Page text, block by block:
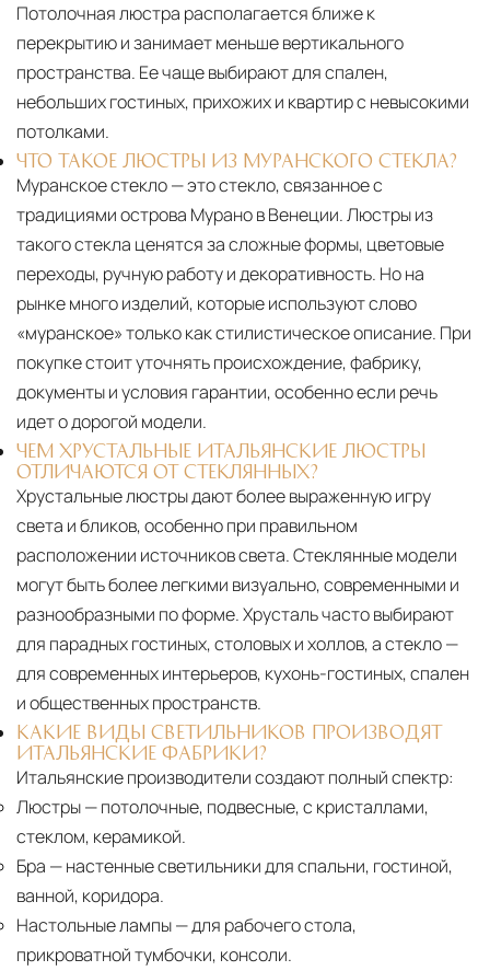
Потолочная люстра располагается ближе к
перекрытию и занимает меньше вертикального
пространства. Ее чаще выбирают для спален,
небольших гостиных, прихожих и квартир с невысокими
потолками.
ЧТО ТАКОЕ ЛЮСТРЫ ИЗ МУРАНСКОГО СТЕКЛА?
Муранское стекло — это стекло, связанное с
традициями острова Мурано в Венеции. Люстры из
такого стекла ценятся за сложные формы, цветовые
переходы, ручную работу и декоративность. Но на
рынке много изделий, которые используют слово
«муранское» только как стилистическое описание. При
покупке стоит уточнять происхождение, фабрику,
документы и условия гарантии, особенно если речь
идет о дорогой модели.
ЧЕМ ХРУСТАЛЬНЫЕ ИТАЛЬЯНСКИЕ ЛЮСТРЫ
ОТЛИЧАЮТСЯ ОТ СТЕКЛЯННЫХ?
Хрустальные люстры дают более выраженную игру
света и бликов, особенно при правильном
расположении источников света. Стеклянные модели
могут быть более легкими визуально, современными и
разнообразными по форме. Хрусталь часто выбирают
для парадных гостиных, столовых и холлов, а стекло —
для современных интерьеров, кухонь-гостиных, спален
и общественных пространств.
КАКИЕ ВИДЫ СВЕТИЛЬНИКОВ ПРОИЗВОДЯТ
ИТАЛЬЯНСКИЕ ФАБРИКИ?
Итальянские производители создают полный спектр:
Люстры— потолочные, подвесные, с кристаллами,
стеклом, керамикой.
Бра — настенные светильники для спальни, гостиной,
ванной, коридора.
Настольные лампы— для рабочего стола,
прикроватной тумбочки, консоли.